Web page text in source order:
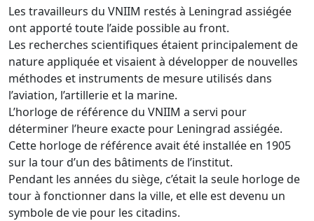
Les travailleurs du VNIIM restés à Leningrad assiégée
ont apporté toute l’aide possible au front.
Les recherches scientifiques étaient principalement de
nature appliquée et visaient à développer de nouvelles
méthodes et instruments de mesure utilisés dans
l’aviation, l’artillerie et la marine.
L’horloge de référence du VNIIM a servi pour
déterminer l’heure exacte pour Leningrad assiégée.
Cette horloge de référence avait été installée en 1905
sur la tour d’un des bâtiments de l’institut.
Pendant les années du siège, c’était la seule horloge de
tour à fonctionner dans la ville, et elle est devenu un
symbole de vie pour les citadins.